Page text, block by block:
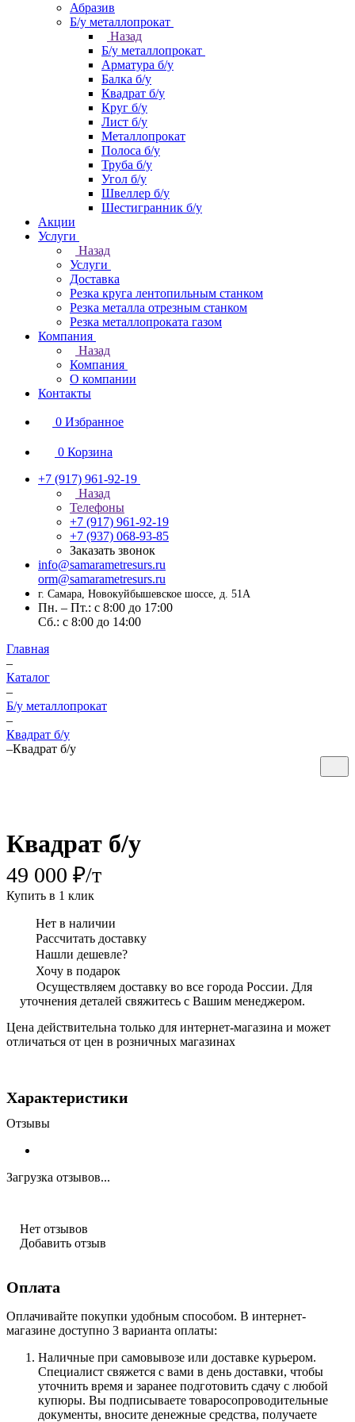
Абразив
Б/у металлопрокат
Назад
Б/у металлопрокат
Арматура б/у
Балка б/у
Квадрат б/у
Круг б/у
Лист б/у
Металлопрокат
Полоса б/у
Труба б/у
Угол б/у
Швеллер б/у
Шестигранник б/у
Акции
Услуги
Назад
Услуги
Доставка
Резка круга лентопильным станком
Резка металла отрезным станком
Резка металлопроката газом
Компания
Назад
Компания
О компании
Контакты
0 Избранное
0 Корзина
+7 (917) 961-92-19
Назад
Телефоны
+7 (917) 961-92-19
+7 (937) 068-93-85
Заказать звонок
info@samarametresurs.ru
orm@samarametresurs.ru
г. Самара, Новокуйбышевское шоссе, д. 51А
Пн. – Пт.: с 8:00 до 17:00
Cб.: с 8:00 до 14:00
Главная
–
Каталог
–
Б/у металлопрокат
–
Квадрат б/у
–Квадрат б/у
Квадрат б/у
49 000 ₽/т
Купить в 1 клик
Нет в наличии
Рассчитать доставку
Нашли дешевле?
Хочу в подарок
Осуществляем доставку во все города России. Для
уточнения деталей свяжитесь с Вашим менеджером.
Цена действительна только для интернет-магазина и может
отличаться от цен в розничных магазинах
Характеристики
Отзывы
Загрузка отзывов...
Нет отзывов
Добавить отзыв
Оплата
Оплачивайте покупки удобным способом. В интернет-
магазине доступно 3 варианта оплаты:
Наличные при самовывозе или доставке курьером.
Специалист свяжется с вами в день доставки, чтобы
уточнить время и заранее подготовить сдачу с любой
купюры. Вы подписываете товаросопроводительные
документы, вносите денежные средства, получаете